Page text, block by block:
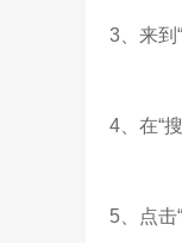
3、来到
4、在“
5、点击